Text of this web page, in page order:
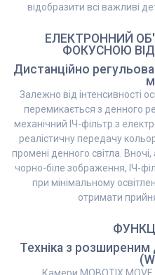
відобразити всі важливі
ЕЛЕКТРОННИЙ
ФОКУСНОЮ
Дистанційно
Залежно від інтенсивності
перемикається з денного
механічний ІЧ-фільтр з
реалістичну передачу
промені денного світла.
чорно-біле зображення, ІЧ-
при мінімальному
отримати
Техніка з